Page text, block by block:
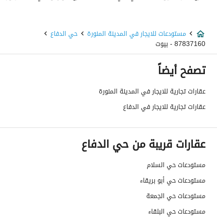
السعر
60000
المساحة
خدمات العقار
كهرباء
نعم
صرف صحي
تفاصيل اضافية
مستودعات للايجار في المدينة المنورة حي الدفاع
87837160 - بيوت
تصفح أيضاً
عقارات تجارية للايجار في المدينة المنورة
عقارات تجارية للايجار في الدفاع
عقارات قريبة من حي الدفاع
مستودعات حي السلام
مستودعات حي أبو بريقاء
مستودعات حي الجمعة
مستودعات حي البلقاء